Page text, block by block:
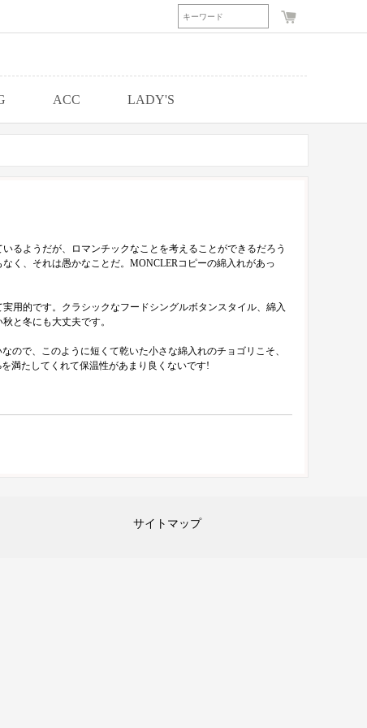
ACC LADY'S
るようだが、ロマンチックなことを考えることができるだろう
く、それは愚かなことだ。MONCLERコピーの綿入れがあっ
用的です。クラシックなフードシングルボタンスタイル、綿入
と冬にも大丈夫です。
ので、このように短くて乾いた小さな綿入れのチョゴリこそ、
満たしてくれて保温性があまり良くないです!
サイトマップ